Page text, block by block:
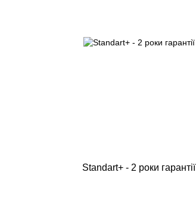
Standart+ - 2 роки гарантії